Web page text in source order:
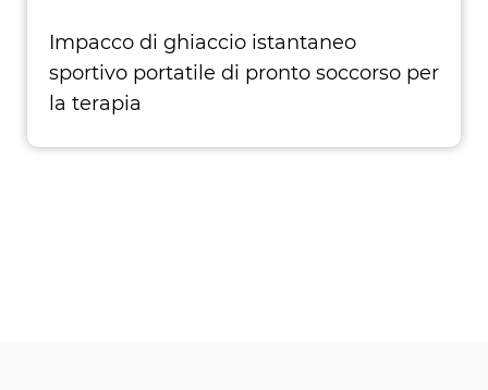
Impacco di ghiaccio istantaneo
sportivo portatile di pronto soccorso per
la terapia